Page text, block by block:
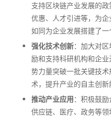
支持区块链产业发展的
优惠、人才引进等，为企
如同为企业发展搭建了一
强化技术创新：加大对
励和支持科研机构和企
势力量突破一批关键技
术，提升产业的自主创新
推动产业应用：积极鼓励
供应链、医疗、政务等